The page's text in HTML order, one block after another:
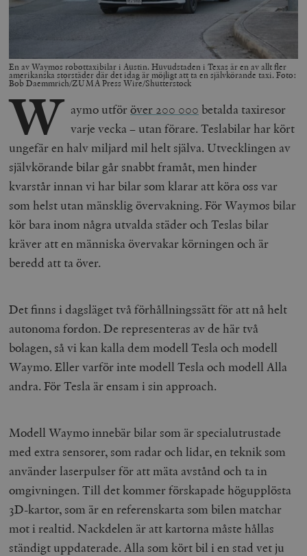
En av Waymos robottaxibilar i Austin. Huvudstaden i Texas är en av allt fler
amerikanska storstäder där det idag är möjligt att ta en självkörande taxi. Foto:
Bob Daemmrich/ZUMA Press Wire/Shutterstock
W aymo utföröver 200 000 betalda taxiresor
varje vecka – utan förare. Teslabilar har kört
ungefär en halv miljard mil helt själva. Utvecklingen av
självkörande bilar går snabbt framåt, men hinder
kvarstår innan vi har bilar som klarar att köra oss var
som helst utan mänsklig övervakning. För Waymos bilar
kör bara inom några utvalda städer och Teslas bilar
kräver att en människa övervakar körningen och är
beredd att ta över.
Det finns i dagsläget två förhållningssätt för att nå helt
autonoma fordon. De representeras av de här två
bolagen, så vi kan kalla dem modell Tesla och modell
Waymo. Eller varför inte modell Tesla och modell Alla
andra. För Tesla är ensam i sin approach.
Modell Waymo innebär bilar som är specialutrustade
med extra sensorer, som radar och lidar, en teknik som
använder laserpulser för att mäta avstånd och ta in
omgivningen. Till det kommer förskapade högupplösta
3D-kartor, som är en referenskarta som bilen matchar
mot i realtid. Nackdelen är att kartorna måste hållas
ständigt uppdaterade. Alla som kört bil i en stad vet ju